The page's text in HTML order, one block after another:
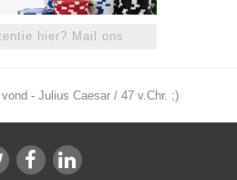
hier? Mail ons
- Julius Caesar / 47 v.Chr. ;)